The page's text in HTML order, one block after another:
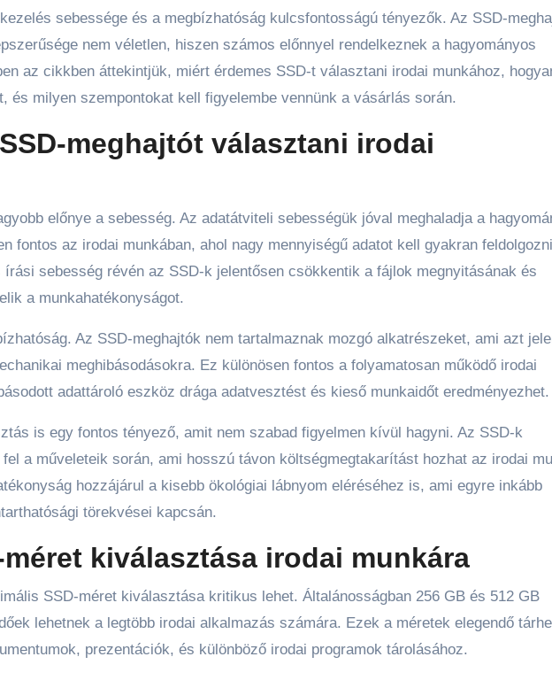
nem véletlen, hiszen számos előnnyel rendelkeznek a hagyományos
az cikkben áttekintjük, miért érdemes SSD-t választani irodai munkához,
és milyen szempontokat kell figyelembe vennünk a vásárlás során.
meghajtót választani irodai
előnye a sebesség. Az adatátviteli sebességük jóval meghaladja a
fontos az irodai munkában, ahol nagy mennyiségű adatot kell gyakran
sebesség révén az SSD-k jelentősen csökkentik a fájlok megnyitásának és
a munkahatékonyságot.
Az SSD-meghajtók nem tartalmaznak mozgó alkatrészeket, ami azt
meghibásodásokra. Ez különösen fontos a folyamatosan működő irodai
adattároló eszköz drága adatvesztést és kieső munkaidőt eredményezhet.
is egy fontos tényező, amit nem szabad figyelmen kívül hagyni. Az SSD-k
a műveleteik során, ami hosszú távon költségmegtakarítást hozhat az irodai
hozzájárul a kisebb ökológiai lábnyom eléréséhez is, ami egyre inkább
törekvései kapcsán.
kiválasztása irodai munkára
SSD-méret kiválasztása kritikus lehet. Általánosságban 256 GB és 512 GB
lehetnek a legtöbb irodai alkalmazás számára. Ezek a méretek elegendő
prezentációk, és különböző irodai programok tárolásához.